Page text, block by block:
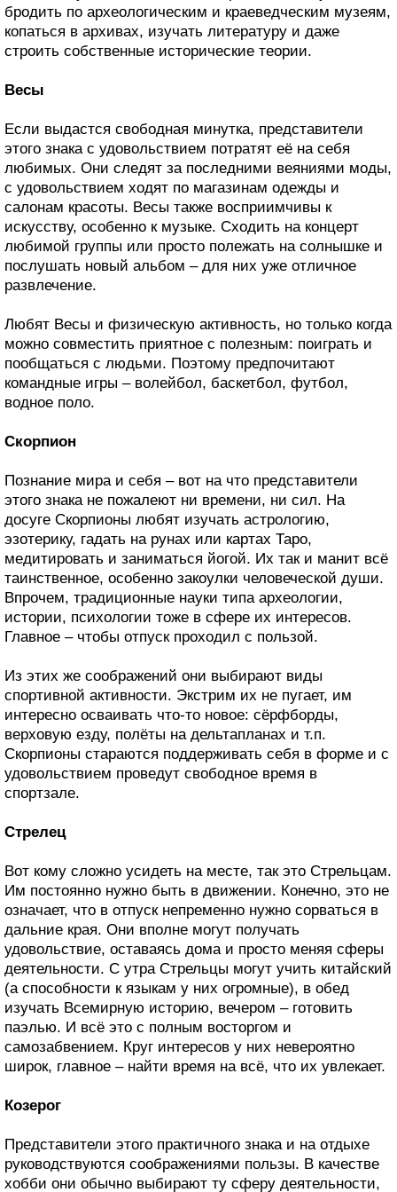
бродить по археологическим и краеведческим музеям,
копаться в архивах, изучать литературу и даже
строить собственные исторические теории.
Весы
Если выдастся свободная минутка, представители
этого знака с удовольствием потратят её на себя
любимых. Они следят за последними веяниями моды,
с удовольствием ходят по магазинам одежды и
салонам красоты. Весы также восприимчивы к
искусству, особенно к музыке. Сходить на концерт
любимой группы или просто полежать на солнышке и
послушать новый альбом – для них уже отличное
развлечение.
Любят Весы и физическую активность, но только когда
можно совместить приятное с полезным: поиграть и
пообщаться с людьми. Поэтому предпочитают
командные игры – волейбол, баскетбол, футбол,
водное поло.
Скорпион
Познание мира и себя – вот на что представители
этого знака не пожалеют ни времени, ни сил. На
досуге Скорпионы любят изучать астрологию,
эзотерику, гадать на рунах или картах Таро,
медитировать и заниматься йогой. Их так и манит всё
таинственное, особенно закоулки человеческой души.
Впрочем, традиционные науки типа археологии,
истории, психологии тоже в сфере их интересов.
Главное – чтобы отпуск проходил с пользой.
Из этих же соображений они выбирают виды
спортивной активности. Экстрим их не пугает, им
интересно осваивать что-то новое: сёрфборды,
верховую езду, полёты на дельтапланах и т.п.
Скорпионы стараются поддерживать себя в форме и с
удовольствием проведут свободное время в
спортзале.
Стрелец
Вот кому сложно усидеть на месте, так это Стрельцам.
Им постоянно нужно быть в движении. Конечно, это не
означает, что в отпуск непременно нужно сорваться в
дальние края. Они вполне могут получать
удовольствие, оставаясь дома и просто меняя сферы
деятельности. С утра Стрельцы могут учить китайский
(а способности к языкам у них огромные), в обед
изучать Всемирную историю, вечером – готовить
паэлью. И всё это с полным восторгом и
самозабвением. Круг интересов у них невероятно
широк, главное – найти время на всё, что их увлекает.
Козерог
Представители этого практичного знака и на отдыхе
руководствуются соображениями пользы. В качестве
хобби они обычно выбирают ту сферу деятельности,